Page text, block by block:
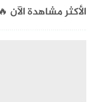
الأكثر مشاهدة الآن 🔥